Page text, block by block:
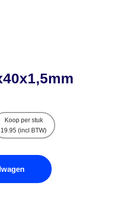
Koop per stuk
19.95 (incl BTW)